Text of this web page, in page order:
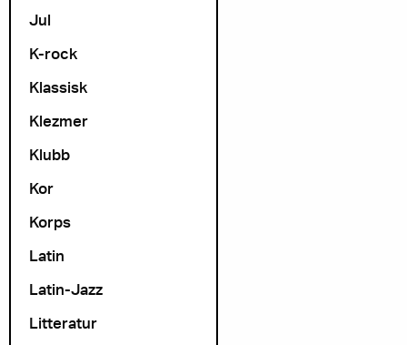
Jul
K-rock
Klassisk
Klezmer
Klubb
Kor
Korps
Latin
Latin-Jazz
Litteratur